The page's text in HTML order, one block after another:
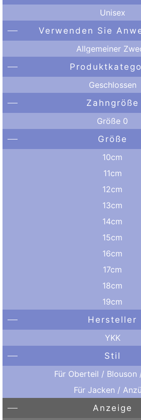
Unisex
Verwenden Sie
Allgemeiner
Geschlossen
Zahngröße
Größe 0
Größe
10cm
11cm
12cm
13cm
14cm
15cm
16cm
17cm
18cm
19cm
Hersteller
YKK
Stil
Für Oberteil / Blouson
Für Jacken /
Anzeige